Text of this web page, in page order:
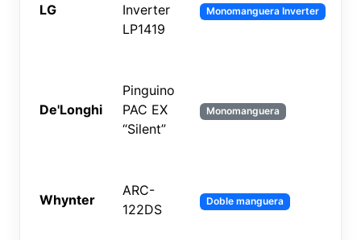
LG
Inverter
LP1419
Monomanguera Inverter
De'Longhi
Pinguino
PAC EX
“Silent”
Monomanguera
Whynter
ARC-
122DS
Doble manguera